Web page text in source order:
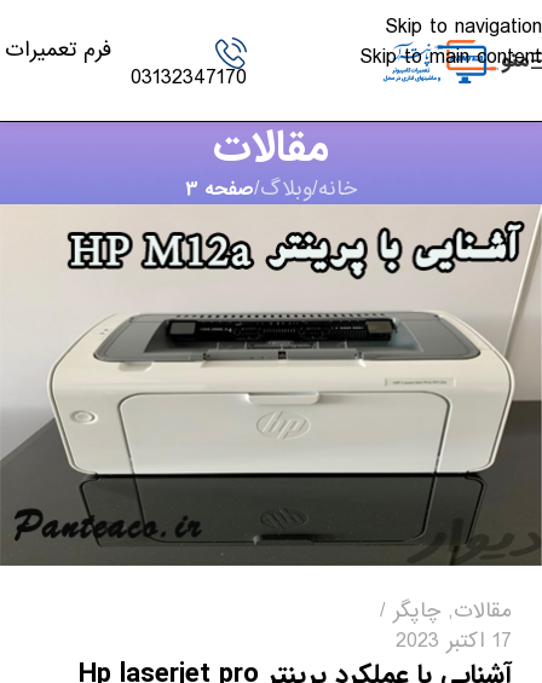
Skip to navigation
Skip to main content
منو
03132347170
فرم تعمیرات
مقالات
خانه/وبلاگ/صفحه 3
مقالات, چاپگر
17 اکتبر 2023
آشنایی با عملکرد پرینتر Hp laserjet pro